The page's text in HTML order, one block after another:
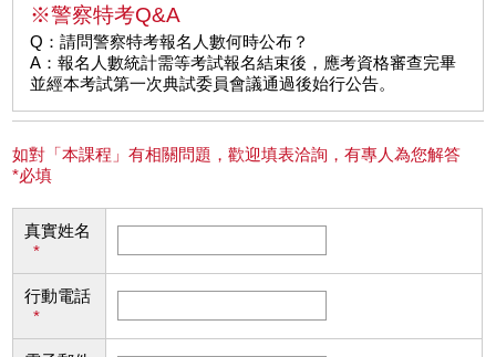
※警察特考Q&A
Q：請問警察特考報名人數何時公布？
A：報名人數統計需等考試報名結束後，應考資格審查完畢
並經本考試第一次典試委員會議通過後始行公告。
如對「本課程」有相關問題，歡迎填表洽詢，有專人為您解答
*必填
真實姓名
*
行動電話
*